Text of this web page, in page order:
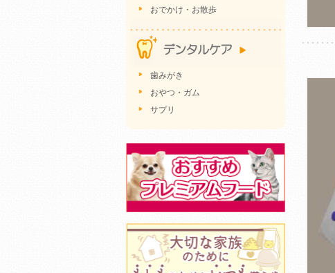
おでかけ・お散歩
歯みがき
おやつ・ガム
サプリ